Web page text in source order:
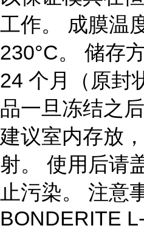
工作。 成膜温
230°C。 储存
24 个月（原封
品一旦冻结之
建议室内存放
射。 使用后请
止污染。 注意
BONDERITE